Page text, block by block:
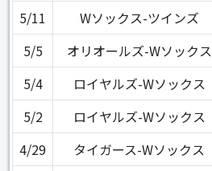
5/11
Wソックス-ツインズ
5/5
オリオールズ-Wソックス
5/4
ロイヤルズ-Wソックス
5/2
ロイヤルズ-Wソックス
4/29
タイガース-Wソックス